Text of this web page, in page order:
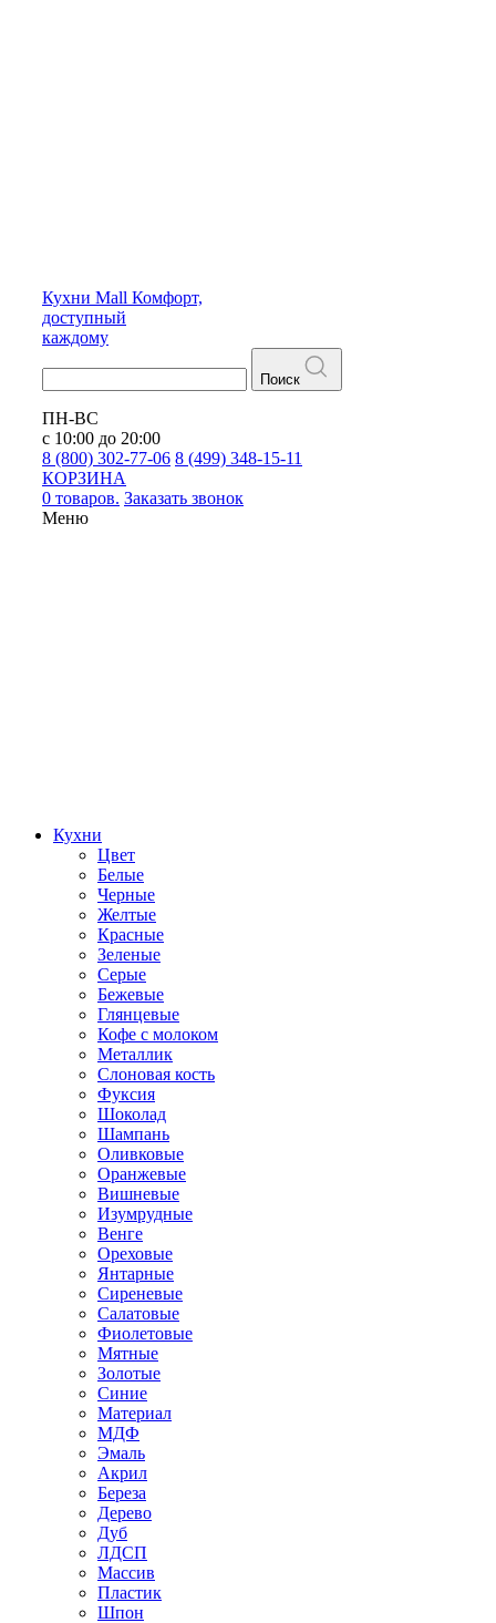
Кухни Mall Комфорт,
доступный
каждому
Поиск
ПН-ВС
с 10:00 до 20:00
8 (800) 302-77-06 8 (499) 348-15-11
КОРЗИНА
0 товаров. Заказать звонок
Меню
Кухни
Цвет
Белые
Черные
Желтые
Красные
Зеленые
Серые
Бежевые
Глянцевые
Кофе с молоком
Металлик
Слоновая кость
Фуксия
Шоколад
Шампань
Оливковые
Оранжевые
Вишневые
Изумрудные
Венге
Ореховые
Янтарные
Сиреневые
Салатовые
Фиолетовые
Мятные
Золотые
Синие
Материал
МДФ
Эмаль
Акрил
Береза
Дерево
Дуб
ЛДСП
Массив
Пластик
Шпон